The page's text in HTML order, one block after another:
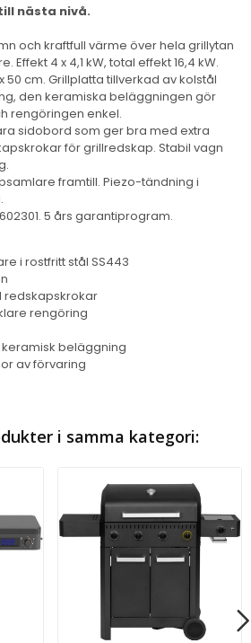
nästa nivå.
och kraftfull värme över hela grillytan
Effekt 4 x 4,1 kW, total effekt 16,4 kW.
50 cm. Grillplatta tillverkad av kolstål
den keramiska beläggningen gör
rengöringen enkel.
sidobord som ger bra med extra
för grillredskap. Stabil vagn
framtill. Piezo-tändning i
5 års garantiprogram.
i rostfritt stål SS443
redskapskrokar
rengöring
beläggning
av förvaring
i samma kategori: